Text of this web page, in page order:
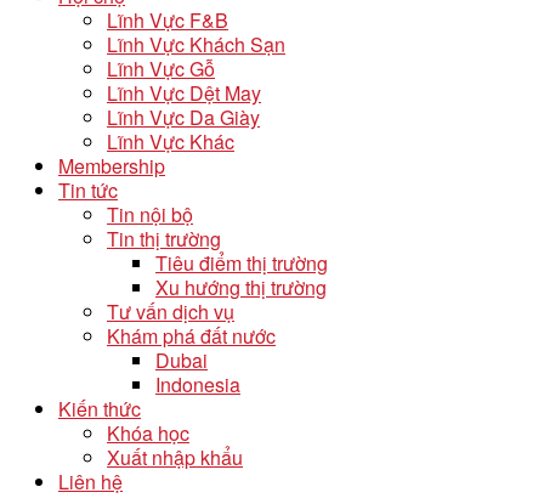
Lĩnh Vực F&B
Lĩnh Vực Khách Sạn
Lĩnh Vực Gỗ
Lĩnh Vực Dệt May
Lĩnh Vực Da Giày
Lĩnh Vực Khác
Membership
Tin tức
Tin nội bộ
Tin thị trường
Tiêu điểm thị trường
Xu hướng thị trường
Tư vấn dịch vụ
Khám phá đất nước
Dubai
Indonesia
Kiến thức
Khóa học
Xuất nhập khẩu
Liên hệ